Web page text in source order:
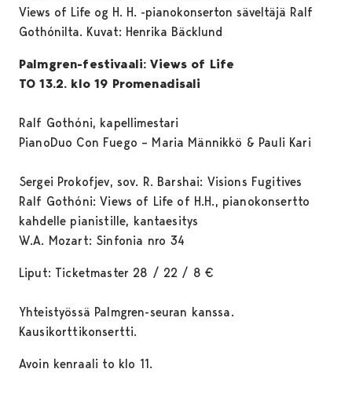
Views of Life og H. H. -pianokonserton säveltäjä Ralf
Gothónilta. Kuvat: Henrika Bäcklund
Palmgren-festivaali: Views of Life
TO 13.2. klo 19 Promenadisali
Ralf Gothóni, kapellimestari
PianoDuo Con Fuego – Maria Männikkö & Pauli Kari
Sergei Prokofjev, sov. R. Barshai: Visions Fugitives
Ralf Gothóni: Views of Life of H.H., pianokonsertto
kahdelle pianistille, kantaesitys
W.A. Mozart: Sinfonia nro 34
Liput: Ticketmaster 28 / 22 / 8 €
Yhteistyössä Palmgren-seuran kanssa.
Kausikorttikonsertti.
Avoin kenraali to klo 11.